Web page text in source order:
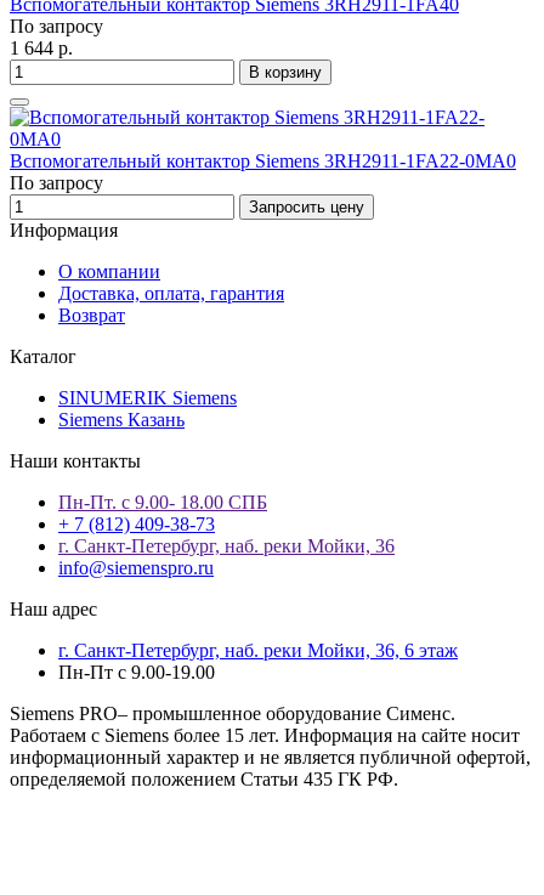
Вспомогательный контактор Siemens 3RH2911-1FA40
По запросу
1 644 р.
В корзину
Вспомогательный контактор Siemens 3RH2911-1FA22-0MA0
По запросу
Запросить цену
Информация
О компании
Доставка, оплата, гарантия
Возврат
Каталог
SINUMERIK Siemens
Siemens Казань
Наши контакты
Пн-Пт. с 9.00- 18.00 СПБ
+ 7 (812) 409-38-73
г. Санкт-Петербург, наб. реки Мойки, 36
info@siemenspro.ru
Наш адрес
г. Санкт-Петербург, наб. реки Мойки, 36, 6 этаж
Пн-Пт с 9.00-19.00
Siemens PRO– промышленное оборудование Сименс.
Работаем с Siemens более 15 лет. Информация на сайте носит
информационный характер и не является публичной офертой,
определяемой положением Статьи 435 ГК РФ.